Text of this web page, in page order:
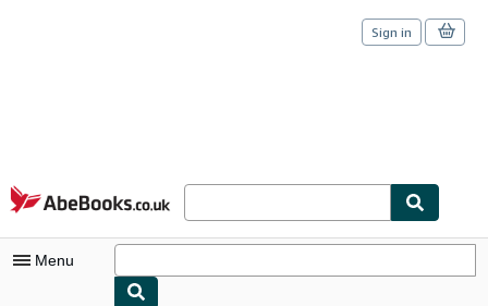
Skip to main content
AbeBooks.co.uk
Sign in
Menu